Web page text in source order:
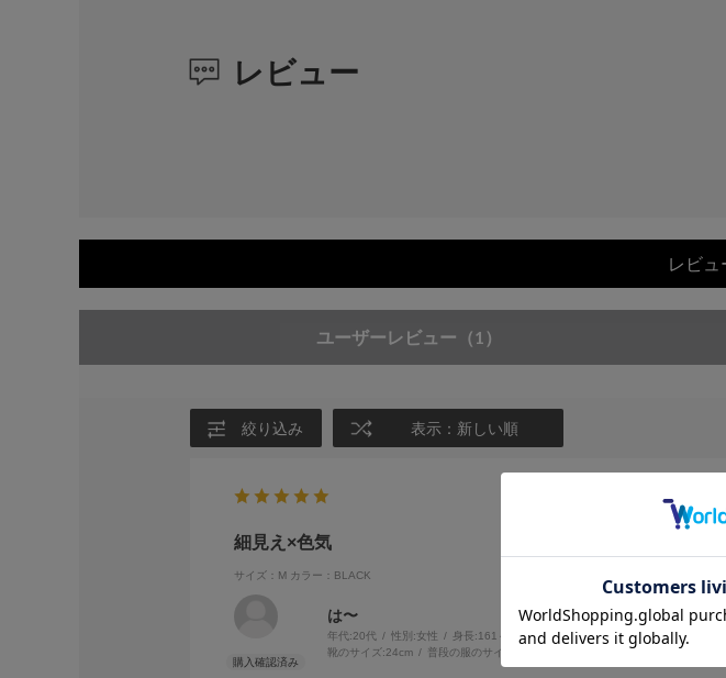
レビュー
レビュ
ユーザーレビュー （1）
絞り込み 表示：新しい順
細見え×色気
サイズ：M カラー：BLACK
は〜
年代:20代 性別:女性 身長:161～165cm 体型:ふつう
靴のサイズ:24cm 普段の服のサイズ: